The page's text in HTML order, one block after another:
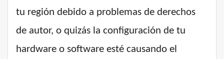
tu región debido a problemas de derechos
de autor, o quizás la configuración de tu
hardware o software esté causando el